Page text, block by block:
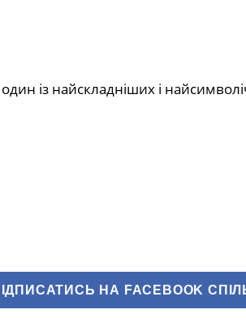
із найскладніших і
НА FACEBOOK